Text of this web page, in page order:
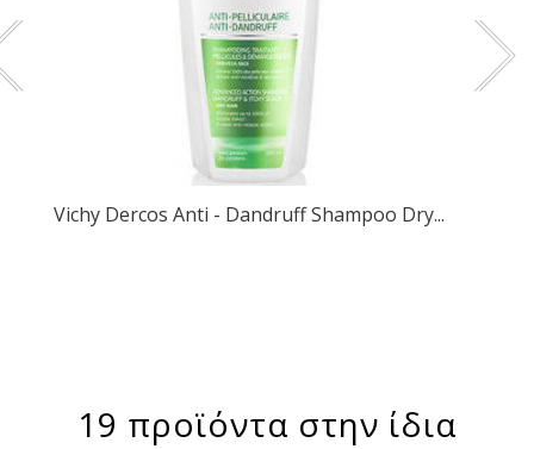
Vichy Dercos Anti - Dandruff Shampoo Dry...
19 προϊόντα στην ίδια